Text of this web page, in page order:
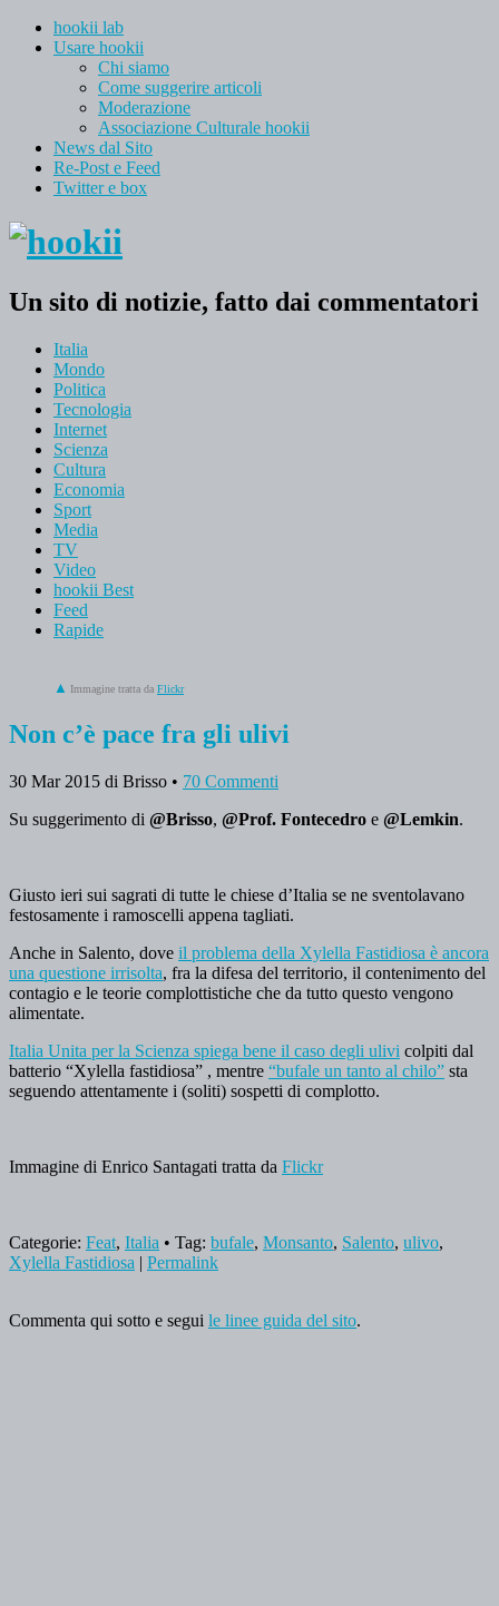
hookii lab
Usare hookii
Chi siamo
Come suggerire articoli
Moderazione
Associazione Culturale hookii
News dal Sito
Re-Post e Feed
Twitter e box
Un sito di notizie, fatto dai commentatori
Italia
Mondo
Politica
Tecnologia
Internet
Scienza
Cultura
Economia
Sport
Media
TV
Video
hookii Best
Feed
Rapide
Immagine tratta da Flickr
Non c’è pace fra gli ulivi
30 Mar 2015 di Brisso • 70 Commenti
Su suggerimento di @Brisso, @Prof. Fontecedro e @Lemkin.
Giusto ieri sui sagrati di tutte le chiese d’Italia se ne sventolavano
festosamente i ramoscelli appena tagliati.
Anche in Salento, dove il problema della Xylella Fastidiosa è ancora
una questione irrisolta, fra la difesa del territorio, il contenimento del
contagio e le teorie complottistiche che da tutto questo vengono
alimentate.
Italia Unita per la Scienza spiega bene il caso degli ulivi colpiti dal
batterio “Xylella fastidiosa” , mentre “bufale un tanto al chilo” sta
seguendo attentamente i (soliti) sospetti di complotto.
Immagine di Enrico Santagati tratta da Flickr
Categorie: Feat, Italia • Tag: bufale, Monsanto, Salento, ulivo,
Xylella Fastidiosa | Permalink
Commenta qui sotto e segui le linee guida del sito.